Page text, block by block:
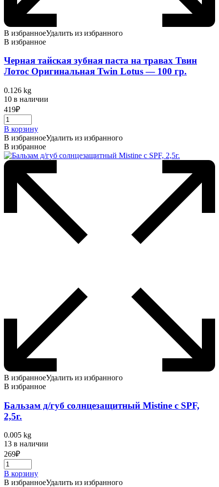
В избранноеУдалить из избранного
В избранное
Черная тайская зубная паста на травах Твин
Лотос Оригинальная Twin Lotus — 100 гр.
0.126 kg
10 в наличии
419₽
В корзину
В избранноеУдалить из избранного
В избранное
В избранноеУдалить из избранного
В избранное
Бальзам д/губ солнцезащитный Mistine с SPF,
2,5г.
0.005 kg
13 в наличии
269₽
В корзину
В избранноеУдалить из избранного